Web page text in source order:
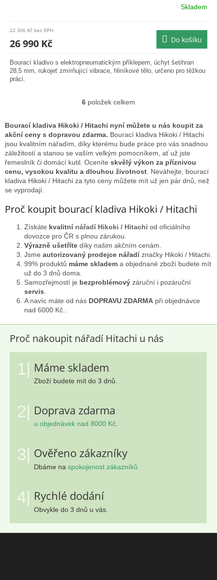
R
M
A
Skladem
22 306 Kč bez DPH
26 990 Kč Do košíku
Bourací kladivo s elektropneumatickým příklepem, úchyt šetihran
28,5 mm, rukojeť zmírňující vibrace, hliníkové tělo, určeno pro těžkou
práci.
O
á
d
a
c
í
p
k
y
v
ý
p
i
s
6 položek celkem
Bourací kladiva Hikoki / Hitachi nyní můžete u nás koupit za
akční ceny s dopravou zdarma. Bourací kladiva Hikoki / Hitachi
jsou kvalitním nářadím, díky kterému bude práce pro vás snadnou
záležitostí a stanou se vaším velkým pomocníkem, ať už jste
řemeslník či domácí kutil. Oceníte skvělý výkon za příznivou
cenu, vysokou kvalitu a dlouhou životnost . Neváhejte, bourací
kladiva Hikoki / Hitachi za tyto ceny můžete mít už jen pár dnů, než
se vyprodají.
Proč koupit bourací kladiva Hikoki / Hitachi
Získáte kvalitní nářadí Hikoki / Hitachi od oficiálního
dovozce pro ČR s plnou zárukou.
Výrazně ušetříte díky našim akčním cenám.
Jsme autorizovaný prodejce nářadíznačky Hikoki / Hitachi.
99% produktů máme skladem a objednané zboží budete mít
už do 3 dnů doma.
Samozřejmostí je bezproblémový záruční i pozáruční
servis.
A navíc máte od nás DOPRAVU ZDARMA při objednávce
nad 6000 Kč..
Proč nakoupit nářadí Hitachi u nás
1| Máme skladem
Zboží budete mít do 3 dnů.
2| Doprava zdarma
u objednávek nad 8000 Kč.
3| Ověřeno zákazníky
Dbáme na spokojenost zákazníků
4| Rychlé dodání
Obvykle do 3 dnů u vás.